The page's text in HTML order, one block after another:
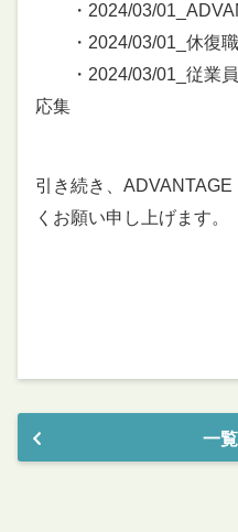
・2024/03/
・2024/03/01_休復職
・2024/03/01_従業員
応集
引き続き、
くお願い申し上げます。
一